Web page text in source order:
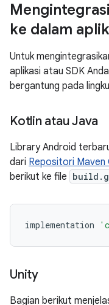
ke dalam
Untuk
aplikasi atau SDK
bergantung pada
Kotlin atau Java
Library Android
dari Repositori Maven
berikut ke file
implementation
Unity
Bagian berikut